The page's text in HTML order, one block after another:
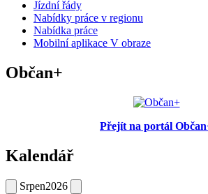
Jízdní řády
Nabídky práce v regionu
Nabídka práce
Mobilní aplikace V obraze
Občan+
Přejít na portál
Kalendář
Srpen2026